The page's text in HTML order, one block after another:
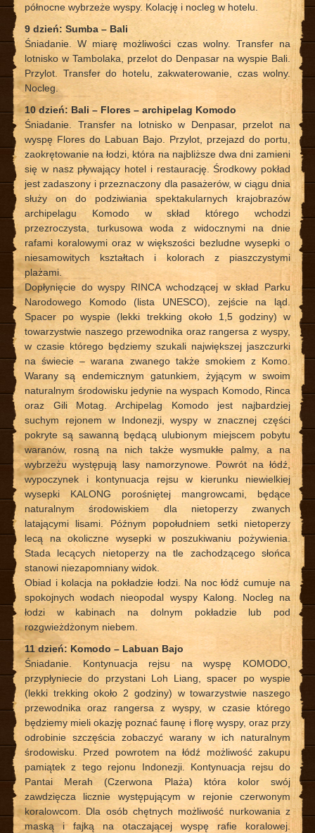
północne wybrzeże wyspy. Kolację i nocleg w hotelu.
9 dzień: Sumba – Bali
Śniadanie. W miarę możliwości czas wolny. Transfer na
lotnisko w Tambolaka, przelot do Denpasar na wyspie Bali.
Przylot. Transfer do hotelu, zakwaterowanie, czas wolny.
Nocleg.
10 dzień: Bali – Flores – archipelag Komodo
Śniadanie. Transfer na lotnisko w Denpasar, przelot na
wyspę Flores do Labuan Bajo. Przylot, przejazd do portu,
zaokrętowanie na łodzi, która na najbliższe dwa dni zamieni
się w nasz pływający hotel i restaurację. Środkowy pokład
jest zadaszony i przeznaczony dla pasażerów, w ciągu dnia
służy on do podziwiania spektakularnych krajobrazów
archipelagu Komodo w skład którego wchodzi
przezroczysta, turkusowa woda z widocznymi na dnie
rafami koralowymi oraz w większości bezludne wysepki o
niesamowitych kształtach i kolorach z piaszczystymi
plażami.
Dopłynięcie do wyspy RINCA wchodzącej w skład Parku
Narodowego Komodo (lista UNESCO), zejście na ląd.
Spacer po wyspie (lekki trekking około 1,5 godziny) w
towarzystwie naszego przewodnika oraz rangersa z wyspy,
w czasie którego będziemy szukali największej jaszczurki
na świecie – warana zwanego także smokiem z Komo.
Warany są endemicznym gatunkiem, żyjącym w swoim
naturalnym środowisku jedynie na wyspach Komodo, Rinca
oraz Gili Motag. Archipelag Komodo jest najbardziej
suchym rejonem w Indonezji, wyspy w znacznej części
pokryte są sawanną będącą ulubionym miejscem pobytu
waranów, rosną na nich także wysmukłe palmy, a na
wybrzeżu występują lasy namorzynowe. Powrót na łódź,
wypoczynek i kontynuacja rejsu w kierunku niewielkiej
wysepki KALONG porośniętej mangrowcami, będące
naturalnym środowiskiem dla nietoperzy zwanych
latającymi lisami. Późnym popołudniem setki nietoperzy
lecą na okoliczne wysepki w poszukiwaniu pożywienia.
Stada lecących nietoperzy na tle zachodzącego słońca
stanowi niezapomniany widok.
Obiad i kolacja na pokładzie łodzi. Na noc łódź cumuje na
spokojnych wodach nieopodal wyspy Kalong. Nocleg na
łodzi w kabinach na dolnym pokładzie lub pod
rozgwieżdżonym niebem.
11 dzień: Komodo – Labuan Bajo
Śniadanie. Kontynuacja rejsu na wyspę KOMODO,
przypłyniecie do przystani Loh Liang, spacer po wyspie
(lekki trekking około 2 godziny) w towarzystwie naszego
przewodnika oraz rangersa z wyspy, w czasie którego
będziemy mieli okazję poznać faunę i florę wyspy, oraz przy
odrobinie szczęścia zobaczyć warany w ich naturalnym
środowisku. Przed powrotem na łódź możliwość zakupu
pamiątek z tego rejonu Indonezji. Kontynuacja rejsu do
Pantai Merah (Czerwona Plaża) która kolor swój
zawdzięcza licznie występującym w rejonie czerwonym
koralowcom. Dla osób chętnych możliwość nurkowania z
maską i fajką na otaczającej wyspę rafie koralowej.